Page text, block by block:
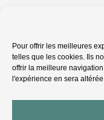
Pour offrir les meilleures
telles que les cookies. Ils
offrir la meilleure
l'expérience en sera